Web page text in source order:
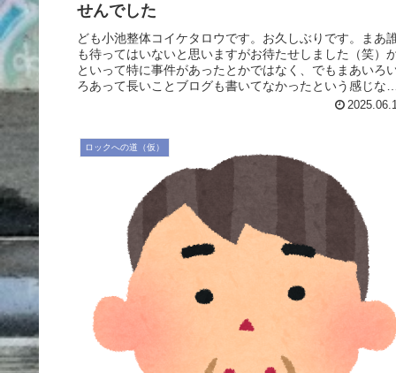
せんでした
ども小池整体コイケタロウです。お久しぶりです。まあ
も待ってはいないと思いますがお待たせしました（笑）
といって特に事件があったとかではなく、でもまあいろ
ろあって長いことブログも書いてなかったという感じな
ロックへの道（仮）